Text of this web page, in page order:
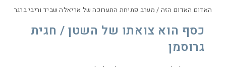
האדום האדום הזה / מערב פתיחת התערוכה של אריאלה שביד וריבי ברגר
כסף הוא צואתו של השטן / חגית
גרוסמן